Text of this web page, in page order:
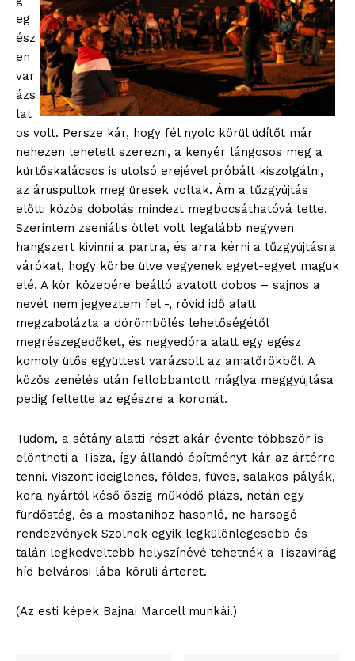
eg
ész
en
var
ázs
lat
os volt. Persze kár, hogy fél nyolc körül üdítőt már
nehezen lehetett szerezni, a kenyér lángosos meg a
kürtőskalácsos is utolsó erejével próbált kiszolgálni,
az áruspultok meg üresek voltak. Ám a tűzgyújtás
előtti közös dobolás mindezt megbocsáthatóvá tette.
Szerintem zseniális ötlet volt legalább negyven
hangszert kivinni a partra, és arra kérni a tűzgyújtásra
várókat, hogy körbe ülve vegyenek egyet-egyet maguk
elé. A kör közepére beálló avatott dobos – sajnos a
nevét nem jegyeztem fel -, rövid idő alatt
megzabolázta a dörömbölés lehetőségétől
megrészegedőket, és negyedóra alatt egy egész
komoly ütős együttest varázsolt az amatőrökből. A
közös zenélés után fellobbantott máglya meggyújtása
pedig feltette az egészre a koronát.
Tudom, a sétány alatti részt akár évente többször is
elöntheti a Tisza, így állandó építményt kár az ártérre
tenni. Viszont ideiglenes, földes, füves, salakos pályák,
kora nyártól késő őszig működő plázs, netán egy
fürdőstég, és a mostanihoz hasonló, ne harsogó
rendezvények Szolnok egyik legkülönlegesebb és
talán legkedveltebb helyszínévé tehetnék a Tiszavirág
híd belvárosi lába körüli árteret.
(Az esti képek Bajnai Marcell munkái.)